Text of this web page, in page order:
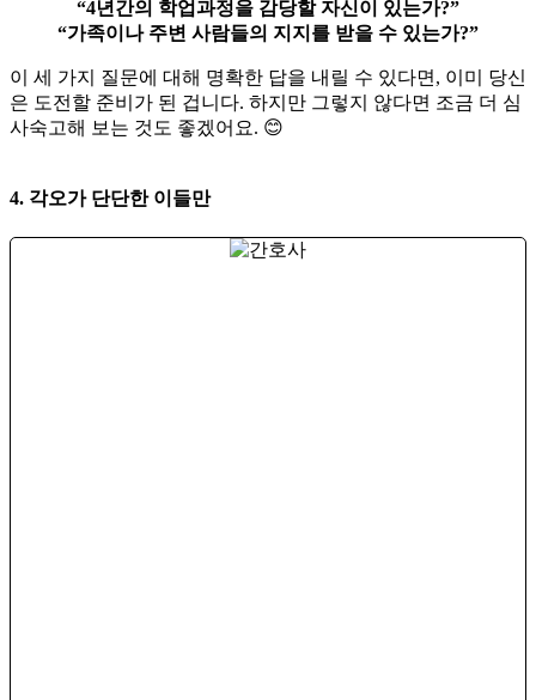
“4년간의 학업과정을 감당할 자신이 있는가?”
“가족이나 주변 사람들의 지지를 받을 수 있는가?”
​이 세 가지 질문에 대해 명확한 답을 내릴 수 있다면, 이미 당신
은 도전할 준비가 된 겁니다. 하지만 그렇지 않다면 조금 더 심
사숙고해 보는 것도 좋겠어요. 😊
4. 각오가 단단한 이들만